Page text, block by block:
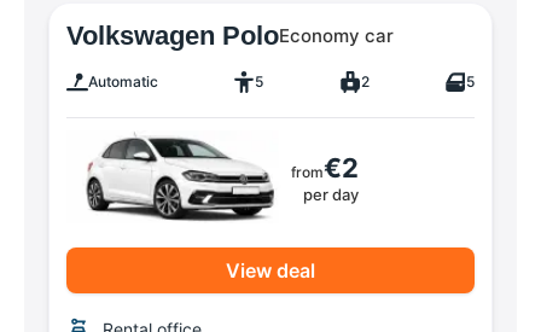
Volkswagen PoloEconomy car
Automatic 5 2 5
from€2
per day
View deal